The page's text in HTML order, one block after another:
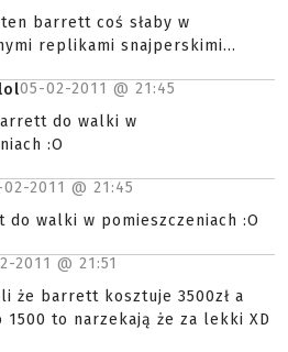
ten barrett coś słaby w
replikami snajperskimi...
05-02-2011 @ 21:45
do walki w
:O
2011 @ 21:45
walki w pomieszczeniach :O
2011 @ 21:51
że barrett kosztuje 3500zł a
to narzekają że za lekki XD